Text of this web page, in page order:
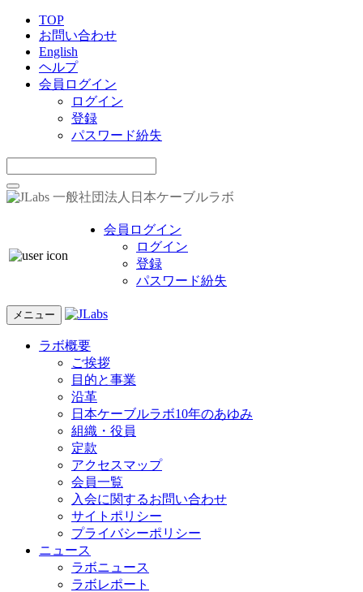
TOP
お問い合わせ
English
ヘルプ
会員ログイン
ログイン
登録
パスワード紛失
一般社団法人日本ケーブルラボ
会員ログイン
ログイン
登録
パスワード紛失
メニュー
ラボ概要
ご挨拶
目的と事業
沿革
日本ケーブルラボ10年のあゆみ
組織・役員
定款
アクセスマップ
会員一覧
入会に関するお問い合わせ
サイトポリシー
プライバシーポリシー
ニュース
ラボニュース
ラボレポート